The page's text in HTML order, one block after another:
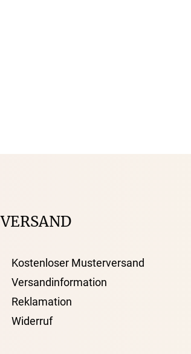
VERSAND
Kostenloser Musterversand
Versandinformation
Reklamation
Widerruf